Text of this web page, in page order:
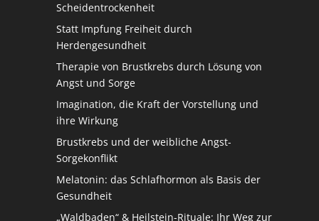
Scheidentrockenheit
Statt Impfung Freiheit durch
Herdengesundheit
Therapie von Brustkrebs durch Lösung von
Angst und Sorge
Imagination, die Kraft der Vorstellung und
ihre Wirkung
Brustkrebs und der weibliche Angst-
Sorgekonflikt
Melatonin: das Schlafhormon als Basis der
Gesundheit
„Waldbaden“ & Heilstein-Rituale: Ihr Weg zur